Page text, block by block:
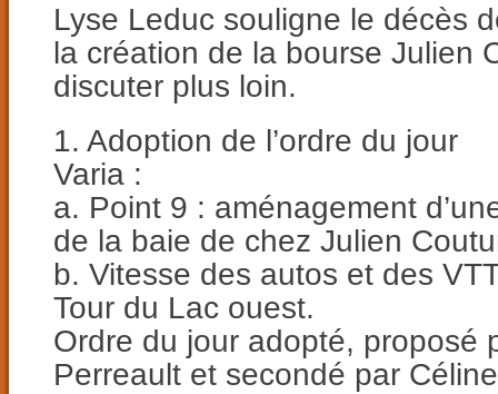
Lyse Leduc souligne le décès
la création de la bourse Julien
discuter plus loin.
1. Adoption de l’ordre du jour
Varia :
a. Point 9 : aménagement
de la baie de chez Julien
b. Vitesse des autos et des
Tour du Lac ouest.
Ordre du jour adopté, proposé
Perreault et secondé par